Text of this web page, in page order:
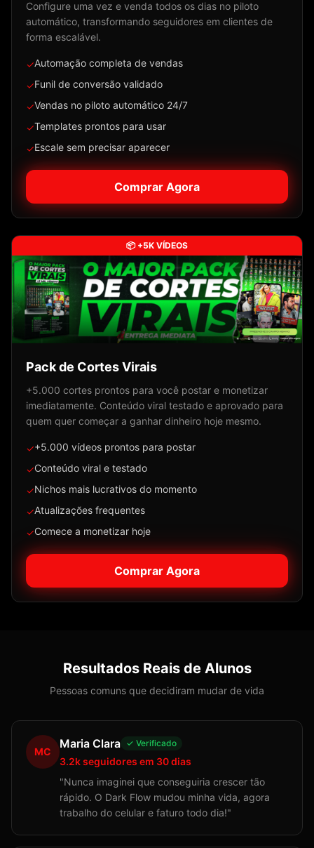
Configure uma vez e venda todos os dias no piloto
automático, transformando seguidores em clientes de
forma escalável.
✓Automação completa de vendas
✓Funil de conversão validado
✓Vendas no piloto automático 24/7
✓Templates prontos para usar
✓Escale sem precisar aparecer
Comprar Agora
📦 +5K VÍDEOS
Pack de Cortes Virais
+5.000 cortes prontos para você postar e monetizar
imediatamente. Conteúdo viral testado e aprovado para
quem quer começar a ganhar dinheiro hoje mesmo.
✓+5.000 vídeos prontos para postar
✓Conteúdo viral e testado
✓Nichos mais lucrativos do momento
✓Atualizações frequentes
✓Comece a monetizar hoje
Comprar Agora
Resultados Reais de Alunos
Pessoas comuns que decidiram mudar de vida
MC
Maria Clara ✓ Verificado
3.2k seguidores em 30 dias
"Nunca imaginei que conseguiria crescer tão
rápido. O Dark Flow mudou minha vida, agora
trabalho do celular e faturo todo dia!"